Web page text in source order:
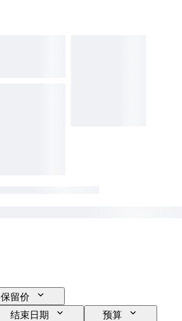
保留价
结束日期
预算